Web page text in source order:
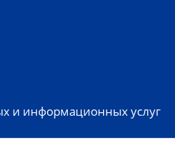
и информационных услуг